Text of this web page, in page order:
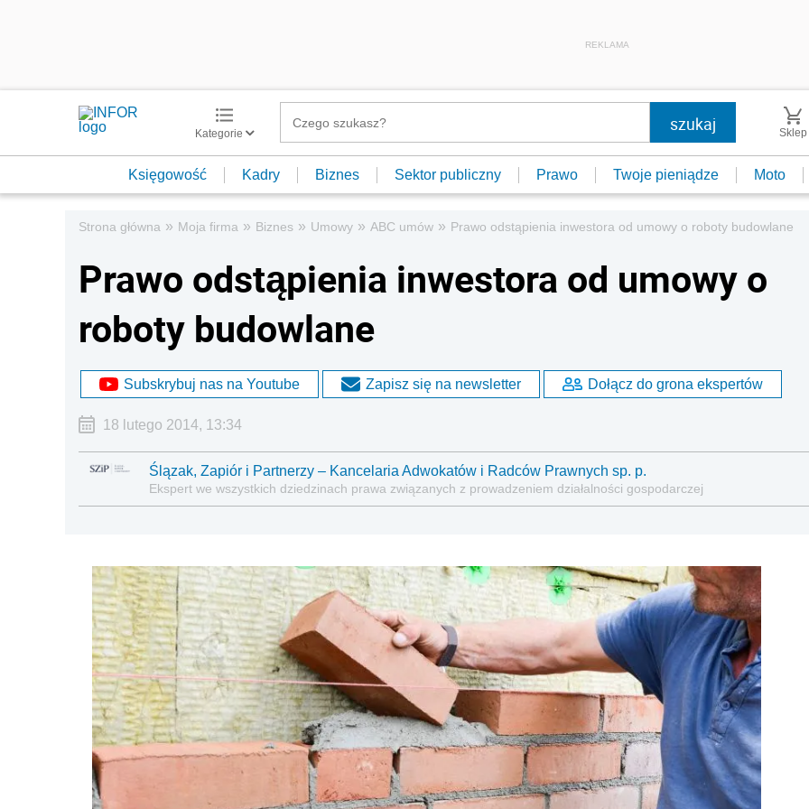
REKLAMA
Kategorie Sklep
Księgowość Kadry Biznes Sektor publiczny Prawo Twoje pieniądze Moto
Strona główna » Moja firma » Biznes » Umowy » ABC umów » Prawo odstąpienia inwestora od umowy o roboty budowlane
Prawo odstąpienia inwestora od umowy o
roboty budowlane
Subskrybuj nas na Youtube Zapisz się na newsletter Dołącz do grona ekspertów
18 lutego 2014, 13:34
Ślązak, Zapiór i Partnerzy – Kancelaria Adwokatów i Radców Prawnych sp. p.
Ekspert we wszystkich dziedzinach prawa związanych z prowadzeniem działalności gospodarczej